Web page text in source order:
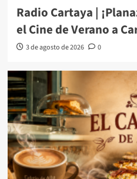
Radio Cartaya |
el Cine de Verano a
3 de agosto de 2026 0